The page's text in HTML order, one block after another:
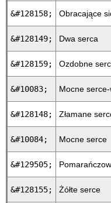
&#128158; Obracające
&#128149; Dwa serca
&#128159; Ozdobne
&#10083; Mocne
&#128148; Złamane
&#10084; Mocne serce
&#129505;
&#128155; Żółte serce